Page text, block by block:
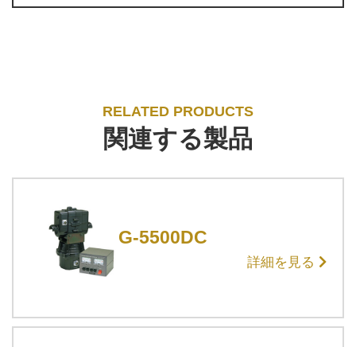
RELATED PRODUCTS
関連する製品
G-5500DC
詳細を見る